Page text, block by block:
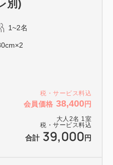
からご注文いただけま
用いただけます。
ルは提供できかねます
（カフェラウンジ）／コ
ターサーバー・製氷機
税・サービス料込
会員価格 38,400円
大人 2名 1 室
税・サービス料込
合計 39,000 円
別)
1~2名